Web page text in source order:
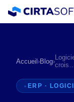
Accueil›Blog›
ERP ·